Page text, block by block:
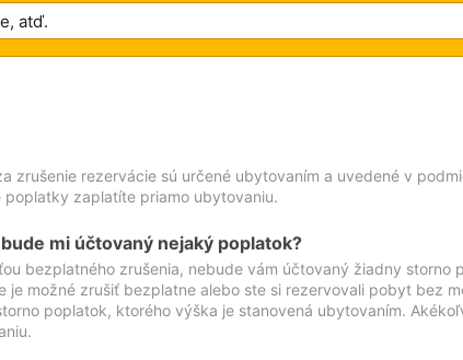
zrušenie rezervácie sú určené ubytovaním a uvedené v
zaplatíte priamo ubytovaniu.
mi účtovaný nejaký poplatok?
bezplatného zrušenia, nebude vám účtovaný žiadny storno
je možné zrušiť bezplatne alebo ste si rezervovali pobyt bez
poplatok, ktorého výška je stanovená ubytovaním.